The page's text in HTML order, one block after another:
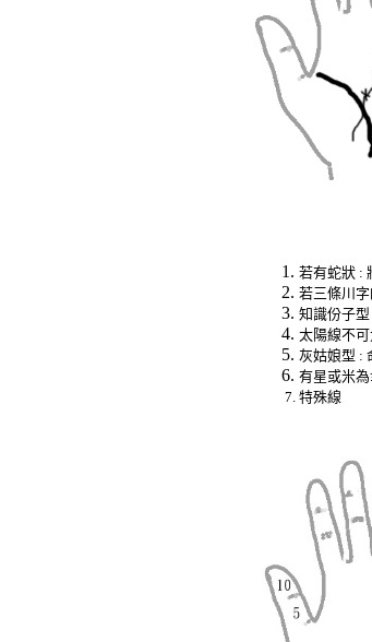
若有蛇狀 :
若三條川
知識份子型
太陽線不可
灰姑娘型 :
有星或米
特殊線